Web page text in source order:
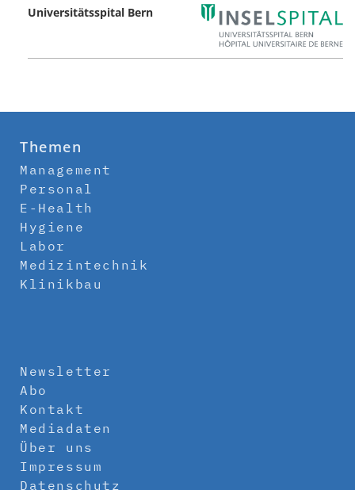
Universitätsspital Bern
Themen
Management
Personal
E-Health
Hygiene
Labor
Medizintechnik
Klinikbau
Newsletter
Abo
Kontakt
Mediadaten
Über uns
Impressum
Datenschutz